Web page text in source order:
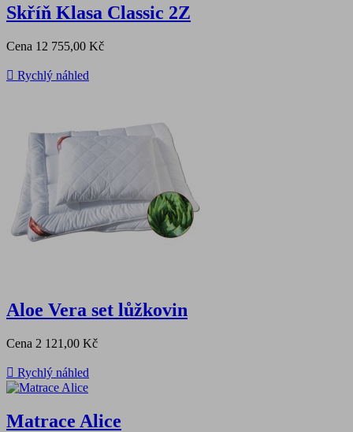
Skříň Klasa Classic 2Z
Cena 12 755,00 Kč
 Rychlý náhled
Aloe Vera set lůžkovin
Cena 2 121,00 Kč
 Rychlý náhled
Matrace Alice